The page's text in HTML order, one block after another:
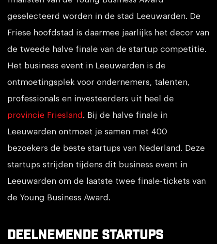
geselecteerd worden in de stad Leeuwarden. De
Friese hoofdstad is daarmee jaarlijks het decor van
de tweede halve finale van de startup competitie.
Het business event in Leeuwarden is de
ontmoetingsplek voor ondernemers, talenten,
professionals en investeerders uit heel de
provincie Friesland . Bij de halve finale in
Leeuwarden ontmoet je samen met 400
bezoekers de beste startups van Nederland. Deze
startups strijden tijdens dit business event in
Leeuwarden om de laatste twee finale-tickets van
de Young Business Award.
Deelnemende startups